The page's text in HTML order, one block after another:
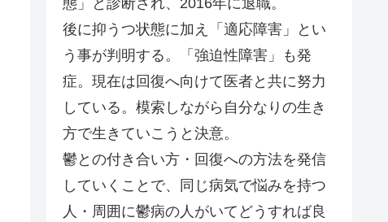
後に抑うつ状態に加え「適応障害」とい
う事が判明する。「強迫性障害」も発
症。現在は回復へ向けて医者と共に努力
している。模索しながら自分なりの生き
方で生きていこうと決意。
鬱との付き合い方・回復への方法を発信
していくことで、同じ病気で悩みを持つ
人・周囲に鬱病の人がいてどうすれば良